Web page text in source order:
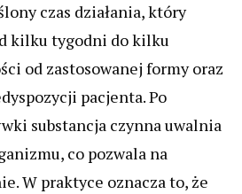
czas działania, który
kilku tygodni do kilku
od zastosowanej formy oraz
pacjenta. Po
substancja czynna uwalnia
co pozwala na
W praktyce oznacza to, że